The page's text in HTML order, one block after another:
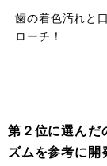
歯の着色汚れと
ローチ！
第２位に選んだ
ズムを参考に開